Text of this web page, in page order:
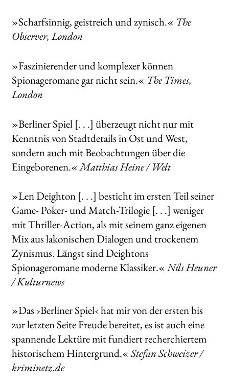
»Scharfsinnig, geistreich und zynisch.« The
Observer, London
»Faszinierender und komplexer können
Spionageromane gar nicht sein.« The Times,
London
»Berliner Spiel [. . .] überzeugt nicht nur mit
Kenntnis von Stadtdetails in Ost und West,
sondern auch mit Beobachtungen über die
Eingeborenen.«Matthias Heine / Welt
»Len Deighton [. . .] besticht im ersten Teil seiner
Game- Poker- und Match-Trilogie [. . .] weniger
mit Thriller-Action, als mit seinem ganz eigenen
Mix aus lakonischen Dialogen und trockenem
Zynismus. Längst sind Deightons
Spionageromane moderne Klassiker.« Nils Heuner
/ Kulturnews
»Das ›Berliner Spiel‹ hat mir von der ersten bis
zur letzten Seite Freude bereitet, es ist auch eine
spannende Lektüre mit fundiert recherchiertem
historischem Hintergrund.«Stefan Schweizer /
kriminetz.de